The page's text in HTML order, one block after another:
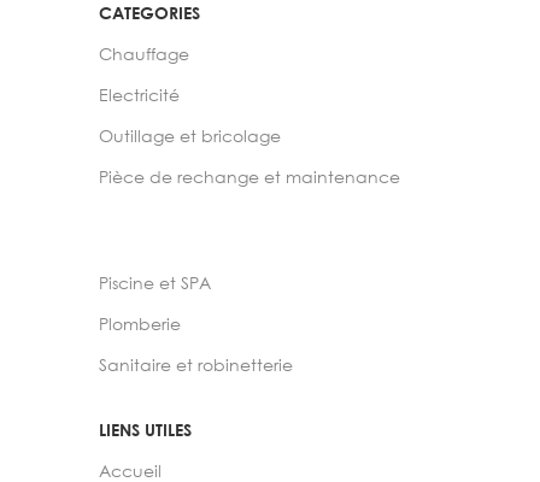
CATEGORIES
Chauffage
Electricité
Outillage et bricolage
Pièce de rechange et maintenance
Piscine et SPA
Plomberie
Sanitaire et robinetterie
LIENS UTILES
Accueil